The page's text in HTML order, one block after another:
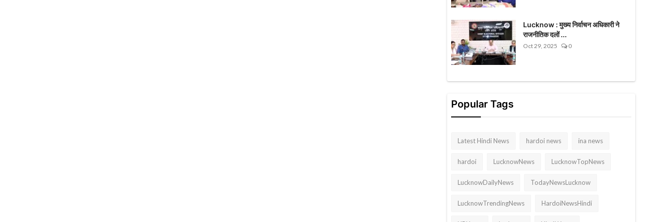
Lucknow : मुख्य निर्वाचन अधिकारी ने
राजनीतिक दलों ...
Oct 29, 2025 0
Popular Tags
Latest Hindi News hardoi news ina news
hardoi LucknowNews LucknowTopNews
LucknowDailyNews TodayNewsLucknow
LucknowTrendingNews HardoiNewsHindi